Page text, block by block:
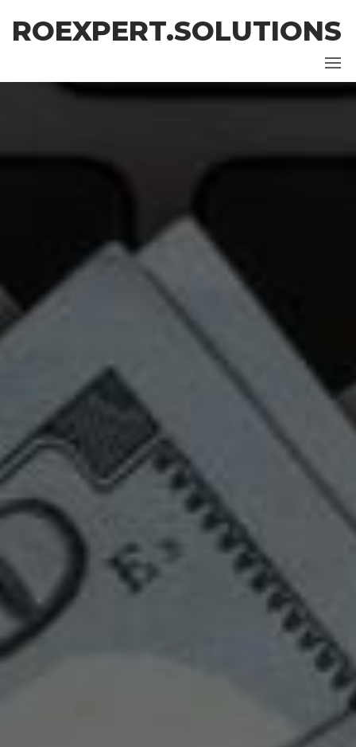
ROEXPERT.SOLUTIONS